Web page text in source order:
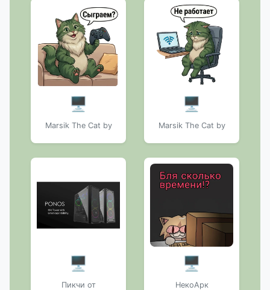
🖥️
Marsik The Cat by
🖥️
Marsik The Cat by
🖥️
Пикчи от
🖥️
НекоАрк